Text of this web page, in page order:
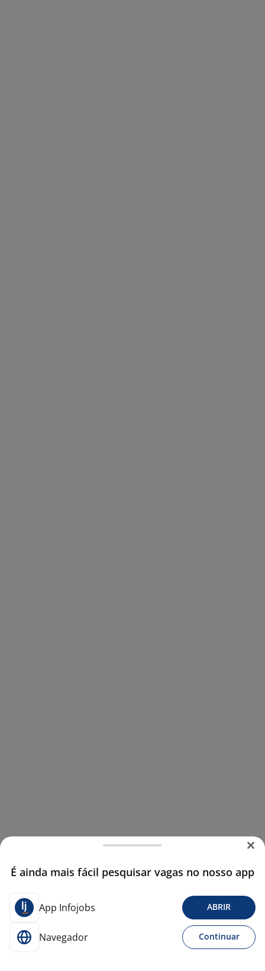
É ainda mais fácil pesquisar vagas no nosso app
App Infojobs ABRIR
Navegador Continuar